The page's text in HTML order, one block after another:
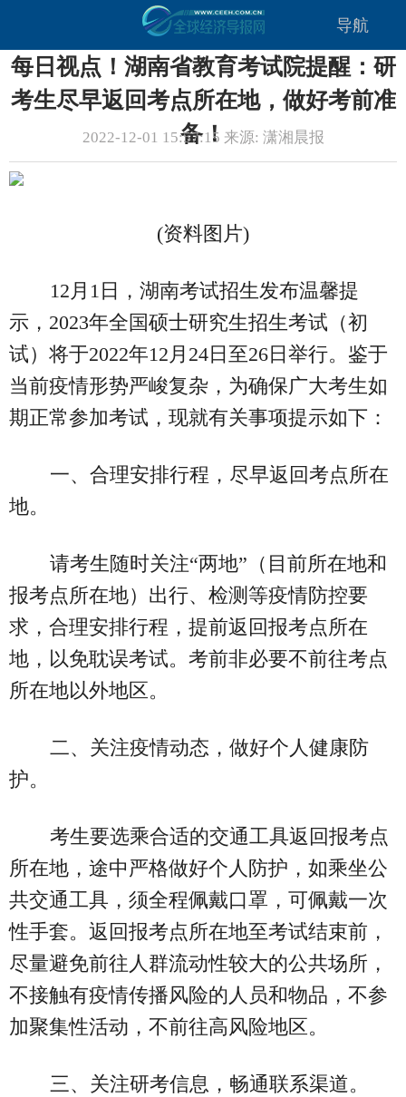
导航
每日视点！湖南省教育考试院提醒：研
考生尽早返回考点所在地，做好考前准
备！
2022-12-01 15:57:15 来源: 潇湘晨报
(资料图片)
12月1日，湖南考试招生发布温馨提
示，2023年全国硕士研究生招生考试（初
试）将于2022年12月24日至26日举行。鉴于
当前疫情形势严峻复杂，为确保广大考生如
期正常参加考试，现就有关事项提示如下：
一、合理安排行程，尽早返回考点所在
地。
请考生随时关注“两地”（目前所在地和
报考点所在地）出行、检测等疫情防控要
求，合理安排行程，提前返回报考点所在
地，以免耽误考试。考前非必要不前往考点
所在地以外地区。
二、关注疫情动态，做好个人健康防
护。
考生要选乘合适的交通工具返回报考点
所在地，途中严格做好个人防护，如乘坐公
共交通工具，须全程佩戴口罩，可佩戴一次
性手套。返回报考点所在地至考试结束前，
尽量避免前往人群流动性较大的公共场所，
不接触有疫情传播风险的人员和物品，不参
加聚集性活动，不前往高风险地区。
三、关注研考信息，畅通联系渠道。